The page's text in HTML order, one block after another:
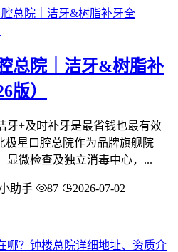
总院｜洁牙&树脂补
版）
牙+及时补牙是最省钱也最有效
极星口腔总院作为品牌旗舰院
显微检查及独立消毒中心，...
助手 87 2026-07-02